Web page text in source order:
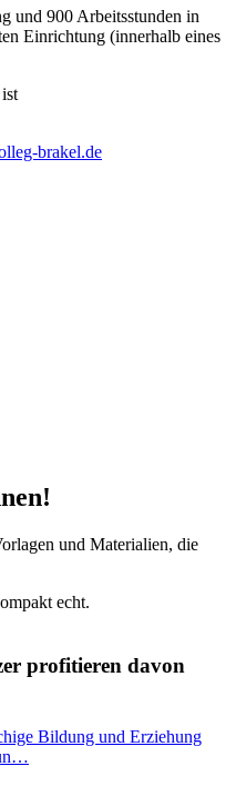
und 900 Arbeitsstunden in
Einrichtung (innerhalb eines
brakel.de
und Materialien, die
echt.
profitieren davon